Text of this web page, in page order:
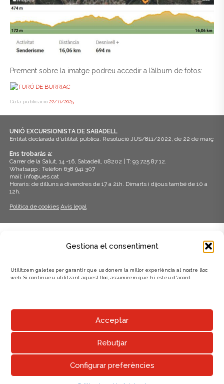
Gestiona el consentiment
Utilitzem galetes per garantir que us donem la millor experiència al nostre lloc
web. Si continueu utilitzant aquest lloc, assumirem que hi esteu d'acord.
Acceptar
Rebutjar
Configurar preferències
Prement sobre la imatge podreu accedir a l’àlbum de fotos:
Data publicació 22/11/2025
UNIÓ EXCURSIONISTA DE SABADELL
Entitat declarada d’utilitat pública. Resolució JUS/811/2022, de 22 de març
Ens trobaràs a:
Carrer de la Salut, 14 -16, Sabadell, 08202 | T: 93 725 87 12.
Whatsapp : Telèfon 638 941 307
mail: info@ues.cat
Horaris: de dilluns a divendres de 17 a 21h. Dimarts i dijous també de 10 a
12h.
Política de cookies Avís legal
AMB EL SUPORT DE:
UNIÓ EXCURSIONISTA DE SABADELL